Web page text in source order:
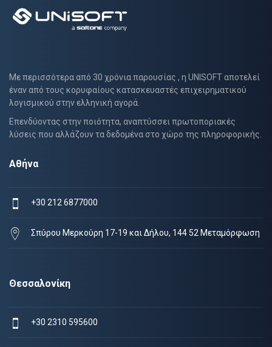
Με περισσότερα από 30 χρόνια παρουσίας , η UNISOFT αποτελεί
έναν από τους κορυφαίους κατασκευαστές επιχειρηματικού
λογισμικού στην ελληνική αγορά.
Επενδύοντας στην ποιότητα, αναπτύσσει πρωτοποριακές
λύσεις που αλλάζουν τα δεδομένα στο χώρο της πληροφορικής.
Αθήνα
+30 212 6877000
Σπύρου Μερκούρη 17-19 και Δήλου, 144 52 Μεταμόρφωση
Θεσσαλονίκη
+30 2310 595600